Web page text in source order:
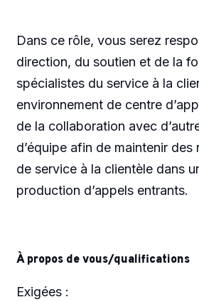
Dans ce rôle, vous serez
direction, du soutien et de la
spécialistes du service à la
environnement de centre
de la collaboration avec
d’équipe afin de maintenir des
de service à la clientèle dans
production d’appels entrants.
À propos de vous/qualifications
Exigées :